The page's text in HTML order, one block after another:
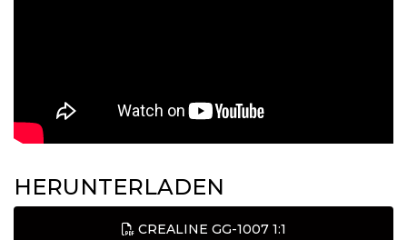
HERUNTERLADEN
CREALINE GG-1007 1:1